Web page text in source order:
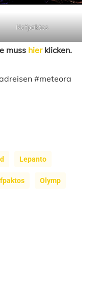
Nafpaktos
muss hierklicken.
#meteora
Lepanto
Olymp